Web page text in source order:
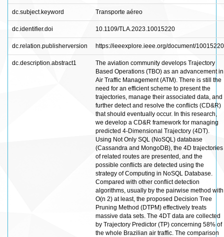
dc.subject.keyword Transporte aéreo
dc.identifier.doi 10.1109/TLA.2023.10015220
dc.relation.publisherversion https://ieeexplore.ieee.org/document/
dc.description.abstract1
The aviation community develops Trajectory
Based Operations (TBO) as an advancement in
Air Traffic Management (ATM). There is still the
need for an efficient scheme to present the
trajectories, manage their associated data, and
further detect and resolve the conflicts (CD&R)
that should eventually occur. In this research,
we develop a CD&R framework for managing
predicted 4-Dimensional Trajectory (4DT).
Using Not Only SQL (NoSQL) database
(Cassandra and MongoDB), the 4D trajectories
of related routes are presented, and the
possible conflicts are detected using the
strategy of Computing in NoSQL Database.
Compared with other conflict detection
algorithms, usually by the pairwise method with
O(n 2) at least, the proposed Decision Tree
Pruning Method (DTPM) effectively treats
massive data sets. The 4DT data are collected
by Trajectory Predictor (TP) concerning 58% of
the whole Brazilian air traffic. The comparison